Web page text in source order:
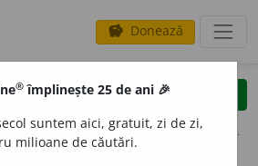
savings Donează
clear
opțiuni
® împlinește 25 de ani 🎉
suntem aici, gratuit, zi de zi,
milioane de căutări.